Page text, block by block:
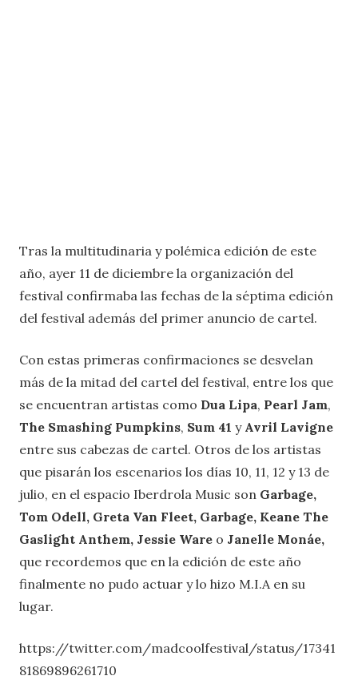
Tras la multitudinaria y polémica edición de este
año, ayer 11 de diciembre la organización del
festival confirmaba las fechas de la séptima edición
del festival además del primer anuncio de cartel.
Con estas primeras confirmaciones se desvelan
más de la mitad del cartel del festival, entre los que
se encuentran artistas como Dua Lipa, Pearl Jam,
The Smashing Pumpkins, Sum 41 y Avril Lavigne
entre sus cabezas de cartel. Otros de los artistas
que pisarán los escenarios los días 10, 11, 12 y 13 de
julio, en el espacio Iberdrola Music son Garbage,
Tom Odell, Greta Van Fleet, Garbage, Keane The
Gaslight Anthem, Jessie Ware o Janelle Monáe,
que recordemos que en la edición de este año
finalmente no pudo actuar y lo hizo M.I.A en su
lugar.
https://twitter.com/madcoolfestival/status/17341
81869896261710